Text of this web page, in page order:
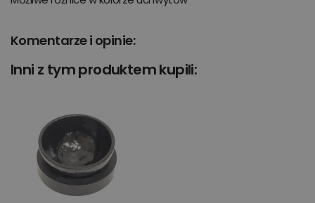
Komentarze i opinie:
Inni z tym produktem kupili: